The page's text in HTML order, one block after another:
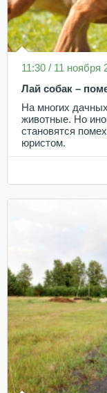
11:30 / 11 ноября
Лай собак –
На многих
животные. Но
становятся
юристом.